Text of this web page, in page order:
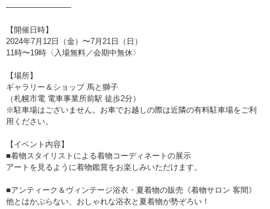
────────────
【開催日時】
2024年7月12日（金）〜7月21日（日）
11時〜19時〈入場無料／会期中無休〉
【場所】
ギャラリー＆ショップ 馬と獅子
（札幌市電 電車事業所前駅 徒歩2分）
※駐車場はございません。お車でお越しの際は近隣の有料駐車場をご利
用ください。
【イベント内容】
■着物スタイリストによる着物コーディネートの展示
アートを見るように着物鑑賞をお楽しみいただけます。
■アンティーク＆ヴィンテージ浴衣・夏着物の販売《着物サロン 客間》
他とはかぶらない、おしゃれな浴衣と夏着物が勢ぞろい！